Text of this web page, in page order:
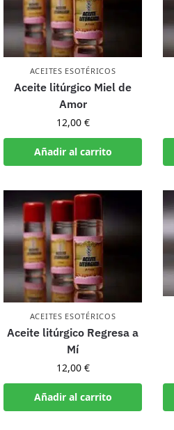
ACEITES ESOTÉRICOS
Aceite litúrgico Miel de
Amor
12,00 €
Añadir al carrito
ACEITES ESOTÉRICOS
Aceite litúrgico Regresa a
Mí
12,00 €
Añadir al carrito